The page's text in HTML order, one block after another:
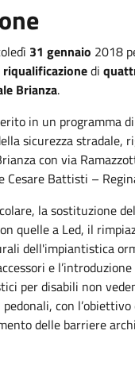
31 gennaio 2018
di
Brianza.
in un programma
sicurezza stradale,
con via
Cesare Battisti –
la sostituzione
quelle a Led, il
dell'impiantistica
e l’introduzione
per disabili non
con
delle barriere